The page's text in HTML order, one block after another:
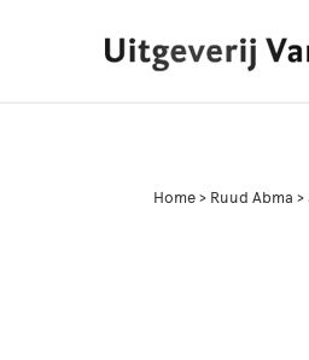
Home > Ruud Abma >